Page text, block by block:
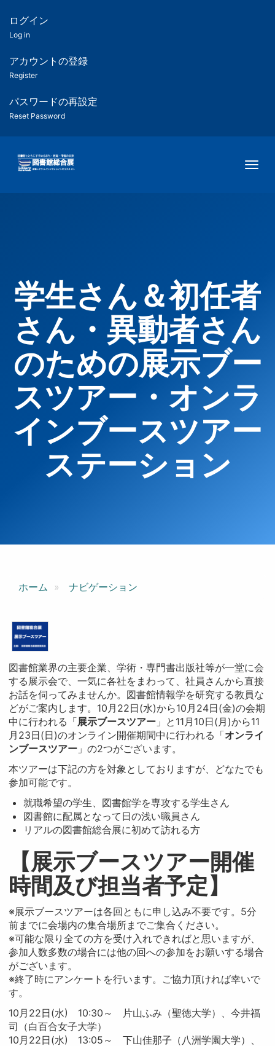
ツ
匿
名
ユ
ー
ー
用
メ
ログイン
Log in
アカウントの登録
Register
パスワードの再設定
Reset Password
学生さん＆初任者
さん・異動者さん
のための展示ブー
スツアー・オンラ
インブースツアー
ステーション
ホーム ナビゲーション
図書館業界の主要企業、学術・専門書出版社等が一堂に会
する展示会で、一気に各社をまわって、社員さんから直接
お話を伺ってみませんか。図書館情報学を研究する教員な
どがご案内します。10月22日(水)から10月24日(金)の会期
中に行われる「展示ブースツアー 」と11月10日(月)から11
月23日(日)のオンライン開催期間中に行われる「オンライ
ンブースツアー 」の2つがございます。
本ツアーは下記の方を対象としておりますが、どなたでも
参加可能です。
就職希望の学生、図書館学を専攻する学生さん
図書館に配属となって日の浅い職員さん
リアルの図書館総合展に初めて訪れる方
【展示ブースツアー開催
時間及び担当者予定】
※展示ブースツアーは各回ともに申し込み不要です。5分
前までに会場内の集合場所までご集合ください。
※可能な限り全ての方を受け入れできればと思いますが、
参加人数多数の場合には他の回への参加をお願いする場合
がございます。
※終了時にアンケートを行います。ご協力頂ければ幸いで
す。
10月22日(水) 10:30～ 片山ふみ（聖徳大学）、今井福
司（白百合女子大学）
10月22日(水) 13:05～ 下山佳那子（八洲学園大学）、